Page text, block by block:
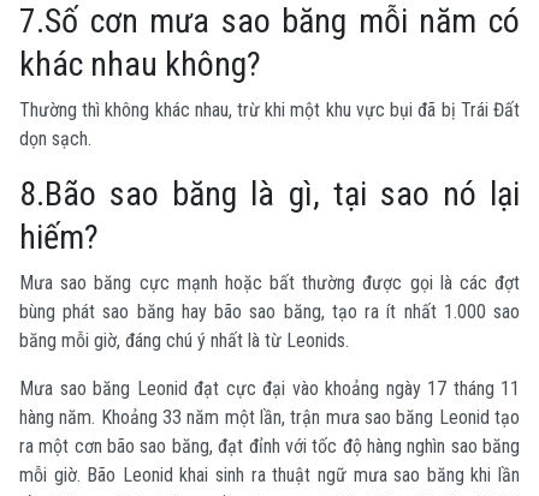
7.Số cơn mưa sao băng mỗi năm có
khác nhau không?
Thường thì không khác nhau, trừ khi một khu vực bụi đã bị Trái Đất
dọn sạch.
8.Bão sao băng là gì, tại sao nó lại
hiếm?
Mưa sao băng cực mạnh hoặc bất thường được gọi là các đợt
bùng phát sao băng hay bão sao băng, tạo ra ít nhất 1.000 sao
băng mỗi giờ, đáng chú ý nhất là từ Leonids.
Mưa sao băng Leonid đạt cực đại vào khoảng ngày 17 tháng 11
hàng năm. Khoảng 33 năm một lần, trận mưa sao băng Leonid tạo
ra một cơn bão sao băng, đạt đỉnh với tốc độ hàng nghìn sao băng
mỗi giờ. Bão Leonid khai sinh ra thuật ngữ mưa sao băng khi lần